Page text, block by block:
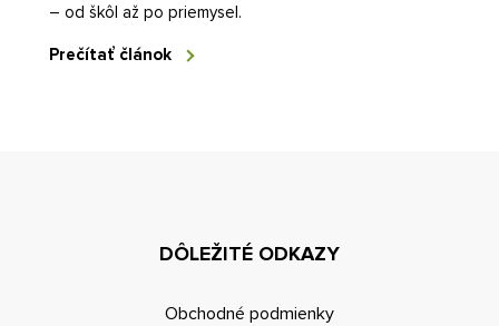
– od škôl až po priemysel.
Prečítať článok
DÔLEŽITÉ ODKAZY
Obchodné podmienky